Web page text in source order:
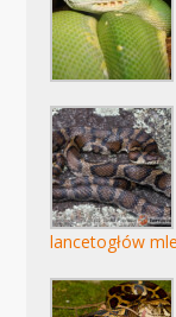
lancetogłów